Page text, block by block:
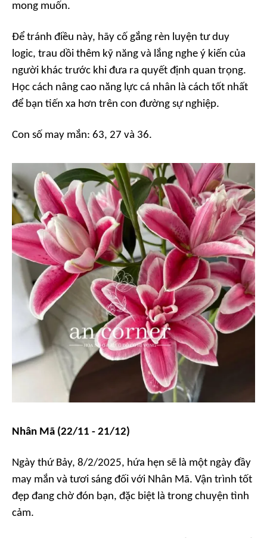
mong muốn.
Để tránh điều này, hãy cố gắng rèn luyện tư duy
logic, trau dồi thêm kỹ năng và lắng nghe ý kiến của
người khác trước khi đưa ra quyết định quan trọng.
Học cách nâng cao năng lực cá nhân là cách tốt nhất
để bạn tiến xa hơn trên con đường sự nghiệp.
Con số may mắn: 63, 27 và 36.
Nhân Mã (22/11 - 21/12)
Ngày thứ Bảy, 8/2/2025, hứa hẹn sẽ là một ngày đầy
may mắn và tươi sáng đối với Nhân Mã. Vận trình tốt
đẹp đang chờ đón bạn, đặc biệt là trong chuyện tình
cảm.